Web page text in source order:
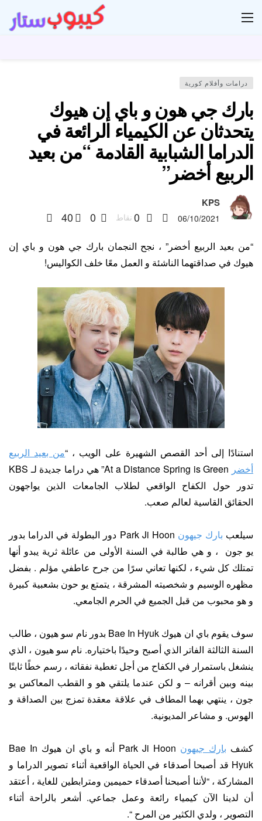
درامات وأفلام كورية
بارك جي هون و باي إن هيوك
يتحدثان عن الكيمياء الرائعة في
الدراما الشبابية القادمة “من بعيد
الربيع أخضر”
KPS
06/10/2021
0 نقاط 0
40
“من بعيد الربيع أخضر” ، نجح النجمان بارك جي هون و باي إن
هيوك في صداقتهما الناشئة و العمل معًا خلف الكواليس!
استنادًا إلى أحد القصص الشهيرة على الويب ، “من بعيد الربيع
أخضر
At a Distance Spring is Green” هي دراما جديدة لـ KBS
تدور حول الكفاح الواقعي لطلاب الجامعات الذين يواجهون
الحقائق القاسية لعالم صعب.
سيلعب بارك جيهون
Park Ji Hoon دور البطولة في الدراما بدور
يو جون ، و هي طالبة في السنة الأولى من عائلة ثرية يبدو أنها
تمتلك كل شيء ، لكنها تعاني سرًا من جرح عاطفي مؤلم . بفضل
مظهره الوسيم و شخصيته المشرقة ، يتمتع يو حون بشعبية كبيرة
و هو محبوب من قبل الجميع في الحرم الجامعي.
سوف يقوم باي ان هيوك Bae In Hyuk بدور نام سو هيون ، طالب
السنة الثالثة الفاتر الذي أصبح وحيدًا باختياره. نام سو هيون ، الذي
ينشغل باستمرار في الكفاح من أجل تغطية نفقاته ، رسم خطًا ثابتًا
بينه وبين أقرانه – و لكن عندما يلتقي هو و القطب المعاكس يو
جون ، ينتهي بهما المطاف في علاقة معقدة تمزج بين الصداقة و
الهوس. و مشاعر المديونية.
كشف بارك جيهون
Park Ji Hoon أنه و باي ان هيوك Bae In
Hyuk قد أصبحا أصدقاء في الحياة الواقعية أثناء تصوير الدراما و
المشاركة ، “لأننا أصبحنا أصدقاء حميمين ومترابطين للغاية ، أعتقد
أن لدينا الآن كيمياء رائعة وعمل جماعي. أشعر بالراحة أثناء
التصوير ، ولدي الكثير من المرح “.